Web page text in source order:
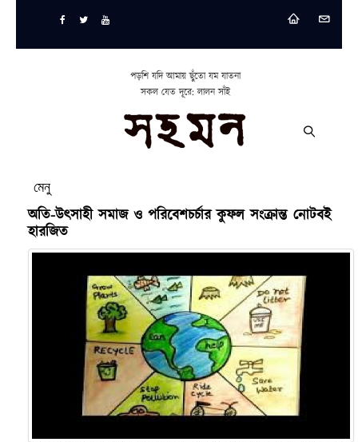
পড়শি যদি আমায় ছুঁতো যম যাতনা
সকল যেত দূরে: লালন সাঁই
মেনু
অতি-উৎসাহী সমাজ ও পরিবেশচর্চার কুফল সংক্রান্ত নোটবই
হারজিত